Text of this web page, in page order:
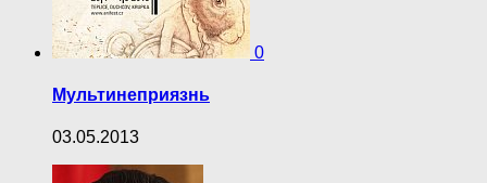
0
Мультинеприязнь
03.05.2013